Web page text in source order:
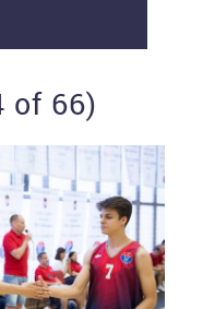
of 66)